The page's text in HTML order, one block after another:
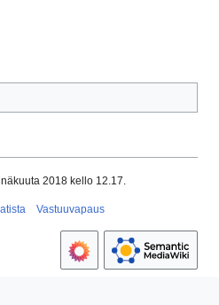
2018 kello 12.17.
Vastuuvapaus